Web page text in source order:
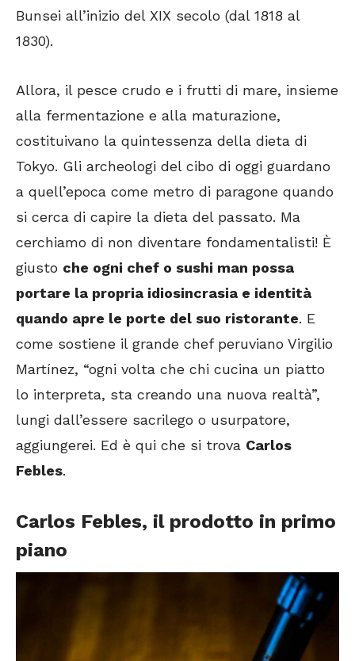
Bunsei all’inizio del XIX secolo (dal 1818 al
1830).
Allora, il pesce crudo e i frutti di mare, insieme
alla fermentazione e alla maturazione,
costituivano la quintessenza della dieta di
Tokyo. Gli archeologi del cibo di oggi guardano
a quell’epoca come metro di paragone quando
si cerca di capire la dieta del passato. Ma
cerchiamo di non diventare fondamentalisti! È
giusto che ogni chef o sushi man possa
portare la propria idiosincrasia e identità
quando apre le porte del suo ristorante. E
come sostiene il grande chef peruviano Virgilio
Martínez, “ogni volta che chi cucina un piatto
lo interpreta, sta creando una nuova realtà”,
lungi dall’essere sacrilego o usurpatore,
aggiungerei. Ed è qui che si trova Carlos
Febles.
Carlos Febles, il prodotto in primo
piano